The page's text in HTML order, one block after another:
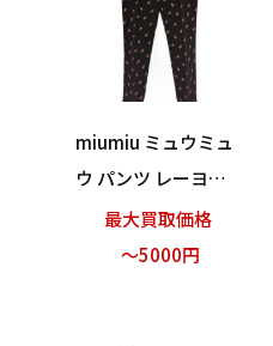
miumiu ミュウミュ
ウ パンツ レーヨン
ブラック サイズ40
買い取りました！
最大買取価格
～5000円